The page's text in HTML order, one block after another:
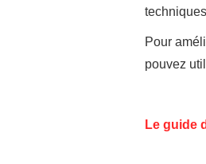
Pour
pouvez
Le guide